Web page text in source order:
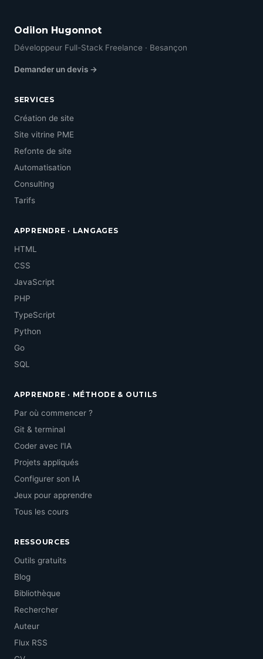
Odilon Hugonnot
Développeur Full-Stack Freelance · Besançon
Demander un devis →
SERVICES
Création de site
Site vitrine PME
Refonte de site
Automatisation
Consulting
Tarifs
APPRENDRE · LANGAGES
HTML
CSS
JavaScript
PHP
TypeScript
Python
Go
SQL
APPRENDRE · MÉTHODE & OUTILS
Par où commencer ?
Git & terminal
Coder avec l'IA
Projets appliqués
Configurer son IA
Jeux pour apprendre
Tous les cours
RESSOURCES
Outils gratuits
Blog
Bibliothèque
Rechercher
Auteur
Flux RSS